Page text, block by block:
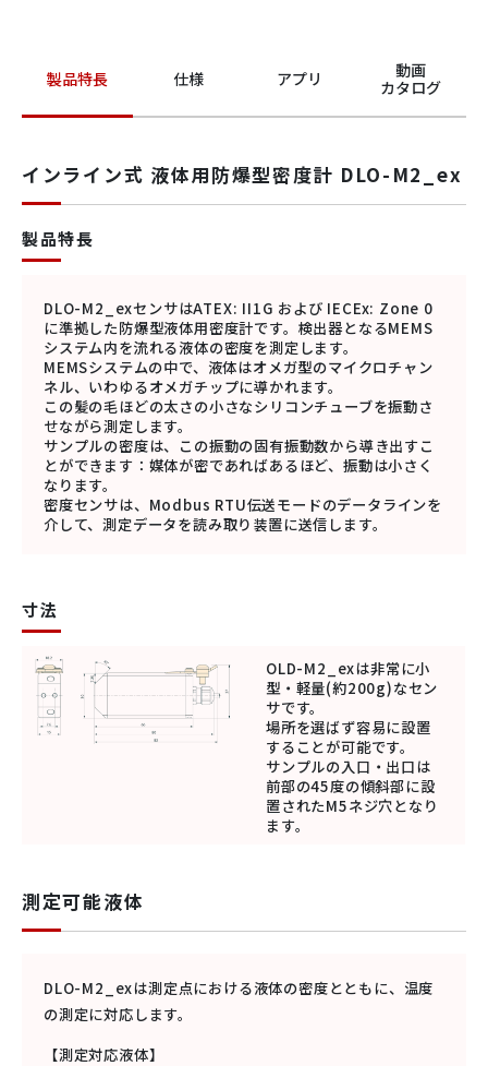
製品特長 仕様 アプリ
動画
カタログ
インライン式 液体用防爆型密度計 DLO-M2_ex
製品特長
DLO-M2_exセンサはATEX: II1G および IECEx: Zone 0
に準拠した防爆型液体用密度計です。検出器となるMEMS
システム内を流れる液体の密度を測定します。
MEMSシステムの中で、液体はオメガ型のマイクロチャン
ネル、いわゆるオメガチップに導かれます。
この髪の毛ほどの太さの小さなシリコンチューブを振動さ
せながら測定します。
サンプルの密度は、この振動の固有振動数から導き出すこ
とができます：媒体が密であればあるほど、振動は小さく
なります。
密度センサは、Modbus RTU伝送モードのデータラインを
介して、測定データを読み取り装置に送信します。
寸法
OLD-M2_exは非常に小
型・軽量(約200g)なセン
サです。
場所を選ばず容易に設置
することが可能です。
サンプルの入口・出口は
前部の45度の傾斜部に設
置されたM5ネジ穴となり
ます。
測定可能液体
DLO-M2_exは測定点における液体の密度とともに、温度
の測定に対応します。
【測定対応液体】